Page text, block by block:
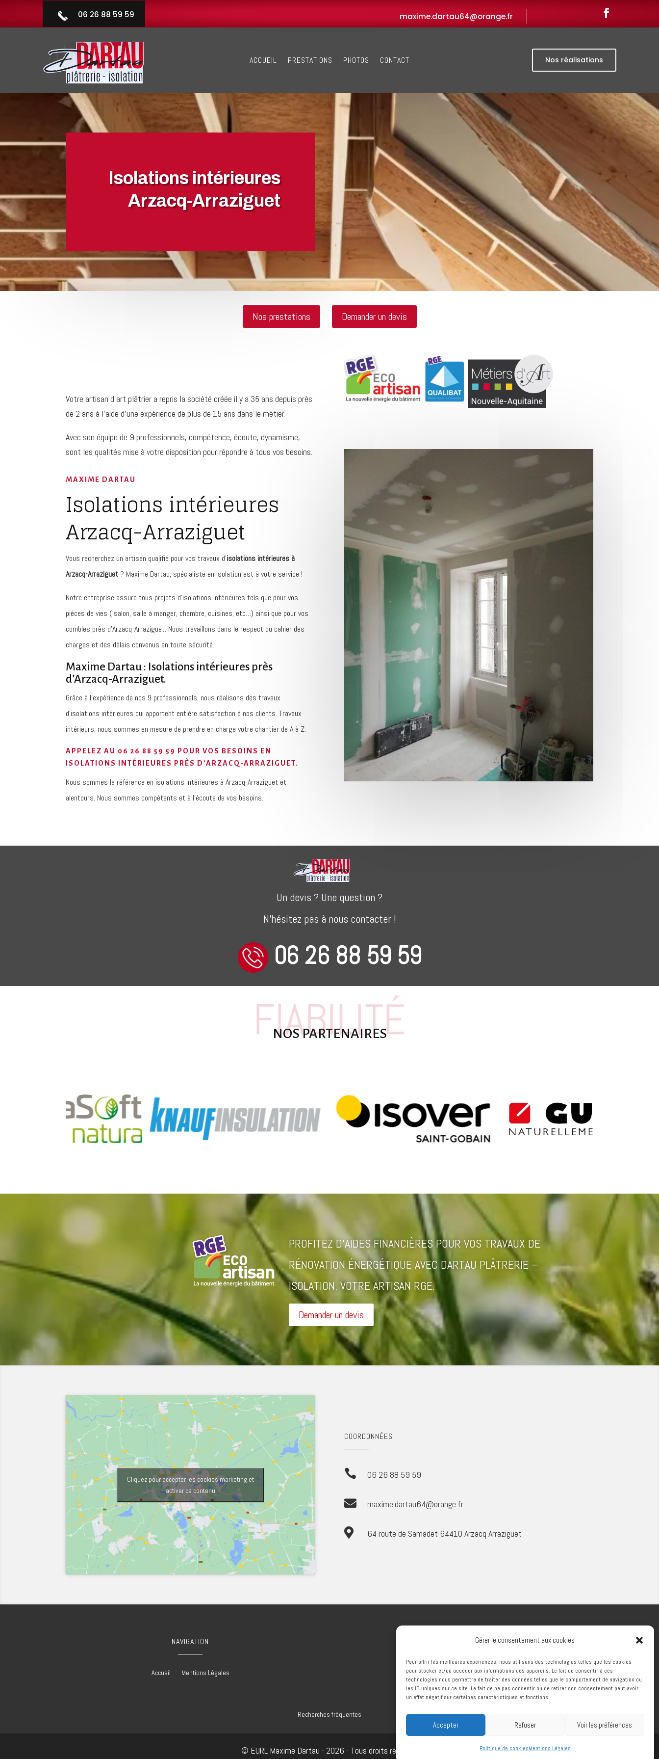
Gérer le consentement aux cookies
Pour offrir les meilleures expériences, nous utilisons des technologies telles que les cookies
pour stocker et/ou accéder aux informations des appareils. Le fait de consentir à ces
technologies nous permettra de traiter des données telles que le comportement de navigation ou
les ID uniques sur ce site. Le fait de ne pas consentir ou de retirer son consentement peut avoir
un effet négatif sur certaines caractéristiques et fonctions.
Accepter Refuser Voir les préférences
Politique de cookiesMentions Légales
06 26 88 59 59 maxime.dartau64@orange.fr
ACCUEIL PRESTATIONS PHOTOS CONTACT Nos réalisations
Isolations intérieures
Arzacq-Arraziguet
Nos prestations Demander un devis
Votre artisan d’art plâtrier a repris la société créée il y a 35 ans depuis près
de 2 ans à l’aide d’une expérience de plus de 15 ans dans le métier.
Avec son équipe de 9 professionnels, compétence, écoute, dynamisme,
sont les qualités mise à votre disposition pour répondre à tous vos besoins.
MAXIME DARTAU
Isolations intérieures
Arzacq-Arraziguet
Vous recherchez un artisan qualifié pour vos travaux d’isolations intérieures à
Arzacq-Arraziguet ? Maxime Dartau, spécialiste en isolation est à votre service !
Notre entreprise assure tous projets d’isolations intérieures tels que pour vos
pièces de vies ( salon, salle à manger, chambre, cuisines, etc…) ainsi que pour vos
combles près d’Arzacq-Arraziguet. Nous travaillons dans le respect du cahier des
charges et des délais convenus en toute sécurité.
Maxime Dartau : Isolations intérieures près
d’Arzacq-Arraziguet.
Grâce à l’expérience de nos 9 professionnels, nous réalisons des travaux
d’isolations intérieures qui apportent entière satisfaction à nos clients. Travaux
intérieurs, nous sommes en mesure de prendre en charge votre chantier de A à Z.
APPELEZ AU 06 26 88 59 59
POUR VOS BESOINS EN
ISOLATIONS INTÉRIEURES PRÈS D’ARZACQ-ARRAZIGUET.
Nous sommes la référence en isolations intérieures à Arzacq-Arraziguet et
alentours. Nous sommes compétents et à l’écoute de vos besoins.
Un devis ? Une question ?
N'hésitez pas à nous contacter !
06 26 88 59 59
NOS PARTENAIRES
FIABILITÉ
PROFITEZ D’AIDES FINANCIÈRES POUR VOS TRAVAUX DE
RÉNOVATION ÉNERGÉTIQUE AVEC DARTAU PLÂTRERIE –
ISOLATION, VOTRE ARTISAN RGE.
Demander un devis
Cliquez pour accepter les cookies marketing et
activer ce contenu
COORDONNÉES
 06 26 88 59 59
 maxime.dartau64@orange.fr
 64 route de Samadet 64410 Arzacq Arraziguet
NAVIGATION
Accueil Mentions Légales
RÉALISATION
Recherches fréquentes
Faux plafonds Morlanne
Faux plafonds Lescar
Spécialiste plâtrerie Arzacq-Arraziguet
Spécialiste plâtrerie Thèze Spécialiste plâtrerie Garlin Spécialiste plâtrerie Morlanne
© EURL Maxime Dartau - 2026 - Tous droits réservés